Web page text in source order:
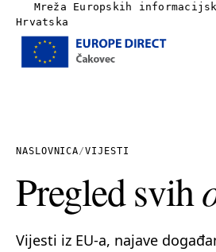
Mreža Europskih
Hrvatska
Vijesti
NASLOVNICA/VIJESTI
Pregled svih
Vijesti iz EU-a, najave